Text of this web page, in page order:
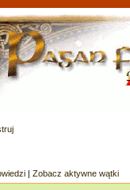
| Zobacz aktywne wątki